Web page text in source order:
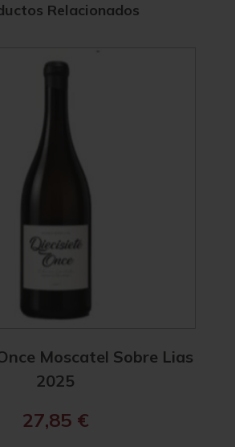
Relacionados
Moscatel Sobre Lias
2025
27,85 €